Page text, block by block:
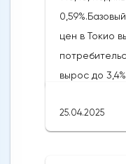
дней):
на первом
цен в Токио
вырос до
апреля 2023
выше
25.04.2025